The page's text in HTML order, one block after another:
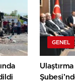
GENEL